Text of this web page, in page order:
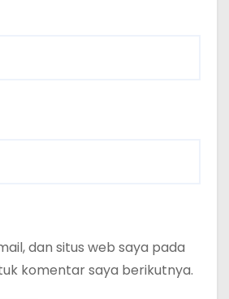
dan situs web saya pada
komentar saya berikutnya.